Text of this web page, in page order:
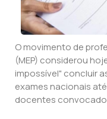
O movimento de
(MEP) considerou
impossível" concluir
exames nacionais
docentes